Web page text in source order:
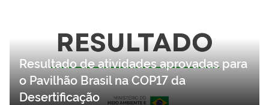
Resultado de atividades aprovadas para
o Pavilhão Brasil na COP17 da
Desertificação